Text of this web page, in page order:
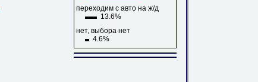
переходим с авто на ж/д
13.6%
нет, выбора нет
4.6%